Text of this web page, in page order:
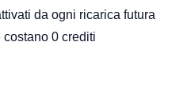
da ogni ricarica futura
costano 0 crediti